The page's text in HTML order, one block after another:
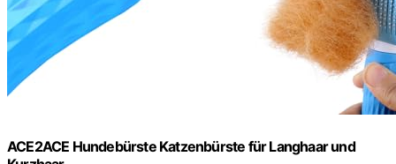
ACE2ACE Hundebürste Katzenbürste für Langhaar und